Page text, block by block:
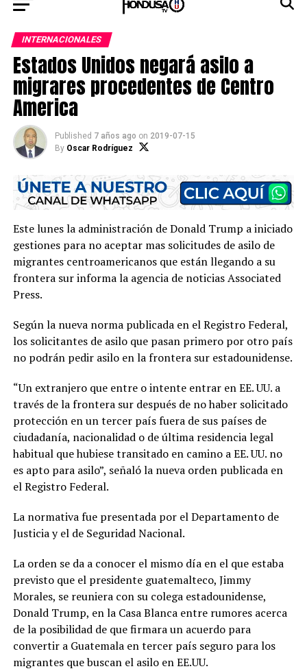
INTERNACIONALES
Estados Unidos negará asilo a
migrares procedentes de Centro
America
Published 7 años ago on 2019-07-15
By Oscar Rodríguez
Este lunes la administración de Donald Trump a iniciado
gestiones para no aceptar mas solicitudes de asilo de
migrantes centroamericanos que están llegando a su
frontera sur informa la agencia de noticias Associated
Press.
Según la nueva norma publicada en el Registro Federal,
los solicitantes de asilo que pasan primero por otro país
no podrán pedir asilo en la frontera sur estadounidense.
“Un extranjero que entre o intente entrar en EE. UU. a
través de la frontera sur después de no haber solicitado
protección en un tercer país fuera de sus países de
ciudadanía, nacionalidad o de última residencia legal
habitual que hubiese transitado en camino a EE. UU. no
es apto para asilo”, señaló la nueva orden publicada en
el Registro Federal.
La normativa fue presentada por el Departamento de
Justicia y el de Seguridad Nacional.
La orden se da a conocer el mismo día en el que estaba
previsto que el presidente guatemalteco, Jimmy
Morales, se reuniera con su colega estadounidense,
Donald Trump, en la Casa Blanca entre rumores acerca
de la posibilidad de que firmara un acuerdo para
convertir a Guatemala en tercer país seguro para los
migrantes que buscan el asilo en EE.UU.